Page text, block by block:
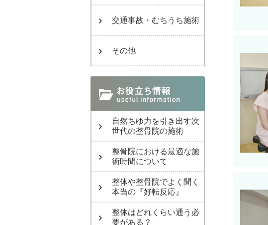
交通事故・むちうち施術
その他
自然ちゆ力を引き出す次
世代の整骨院の施術
整骨院における最適な施
術時間について
整体や整骨院でよく聞く
本当の『好転反応』
整体はどれくらい通う必
要がある？